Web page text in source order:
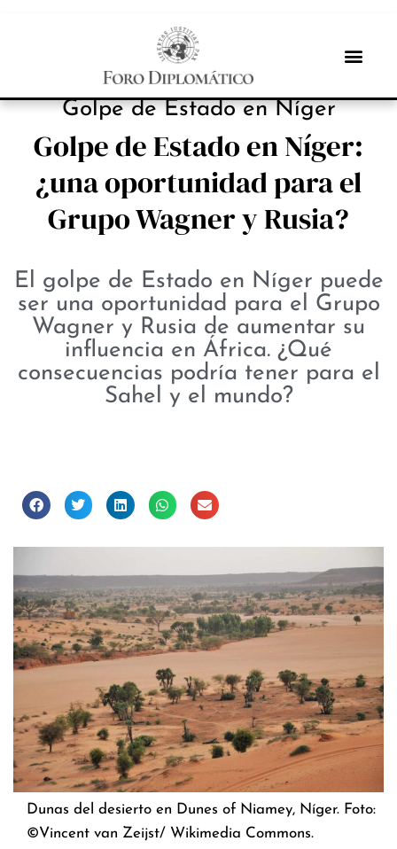
NOTICIAS
Golpe de Estado en Níger
Golpe de Estado en Níger:
¿una oportunidad para el
Grupo Wagner y Rusia?
El golpe de Estado en Níger puede
ser una oportunidad para el Grupo
Wagner y Rusia de aumentar su
influencia en África. ¿Qué
consecuencias podría tener para el
Sahel y el mundo?
Dunas del desierto en Dunes of Niamey, Níger. Foto:
©Vincent van Zeijst/ Wikimedia Commons.